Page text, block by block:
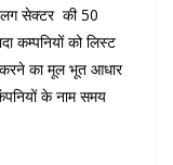
सेक्टर की 50
कम्पनियों को लिस्ट
का मूल भूत आधार
के नाम समय